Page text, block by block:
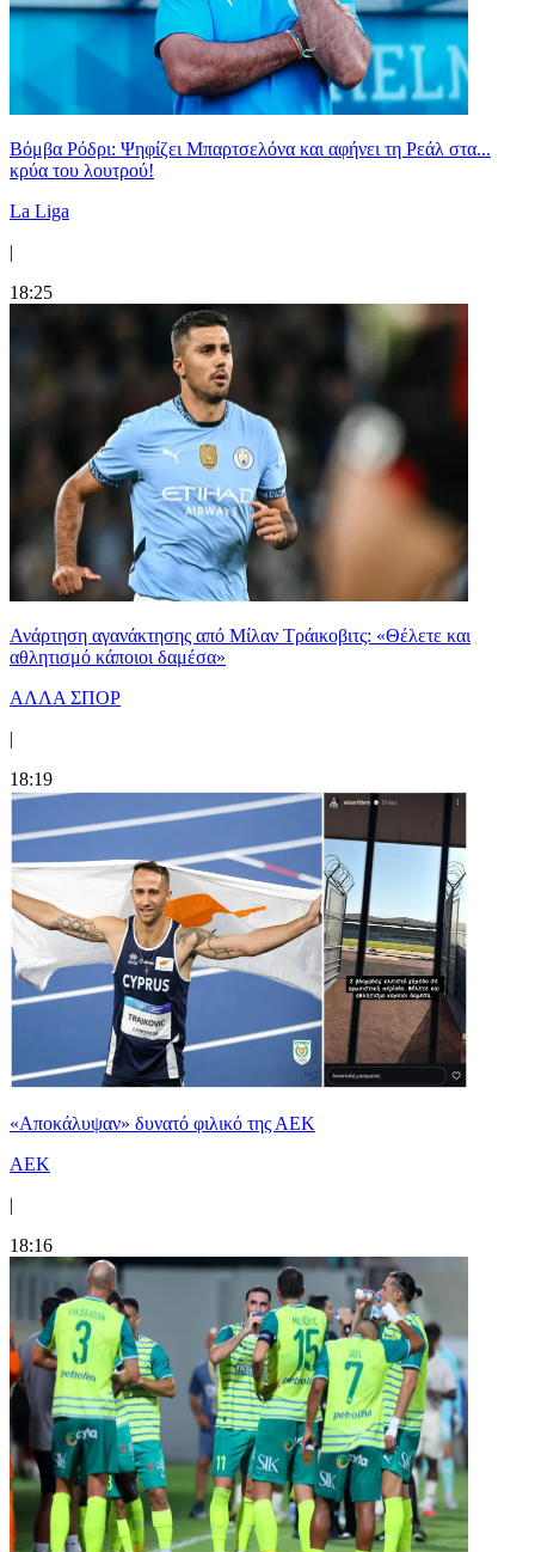
Βόμβα Ρόδρι: Ψηφίζει Μπαρτσελόνα και αφήνει τη Ρεάλ στα...
κρύα του λουτρού!
La Liga
|
18:25
Ανάρτηση αγανάκτησης από Μίλαν Τράικοβιτς: «Θέλετε και
αθλητισμό κάποιοι δαμέσα»
ΑΛΛΑ ΣΠΟΡ
|
18:19
«Αποκάλυψαν» δυνατό φιλικό της ΑΕΚ
ΑΕΚ
|
18:16